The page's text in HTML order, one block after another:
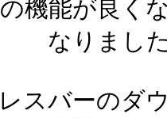
機能が良く
なりまし
スバーのダ